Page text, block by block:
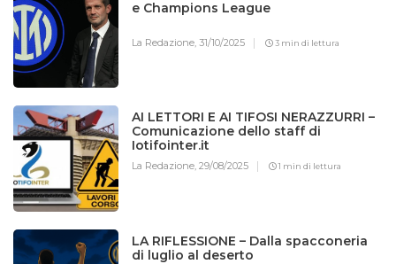
e Champions League
La Redazione,31/10/2025 3 min di lettura
AI LETTORI E AI TIFOSI NERAZZURRI –
Comunicazione dello staff di
Iotifointer.it
La Redazione,29/08/2025 1 min di lettura
LA RIFLESSIONE – Dalla spacconeria
di luglio al deserto